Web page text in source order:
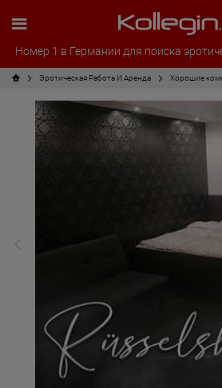
Номер 1 в Германии для поиска
Эротическая Pабота И Аренда Хорошие